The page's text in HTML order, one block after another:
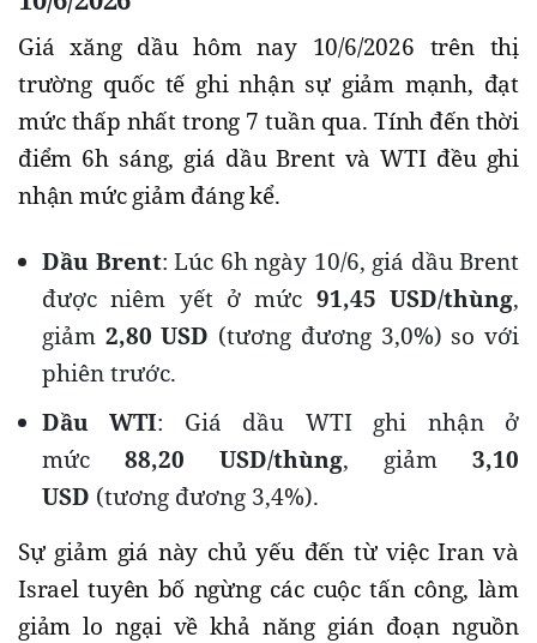
Giá xăng dầu hôm nay 10/6/2026 trên thị
trường quốc tế ghi nhận sự giảm mạnh, đạt
mức thấp nhất trong 7 tuần qua. Tính đến thời
điểm 6h sáng, giá dầu Brent và WTI đều ghi
nhận mức giảm đáng kể.
Dầu Brent: Lúc 6h ngày 10/6, giá dầu Brent
được niêm yết ở mức 91,45 USD/thùng,
giảm 2,80 USD (tương đương 3,0%) so với
phiên trước.
Dầu WTI: Giá dầu WTI ghi nhận ở
mức 88,20 USD/thùng, giảm 3,10
USD (tương đương 3,4%).
Sự giảm giá này chủ yếu đến từ việc Iran và
Israel tuyên bố ngừng các cuộc tấn công, làm
giảm lo ngại về khả năng gián đoạn nguồn